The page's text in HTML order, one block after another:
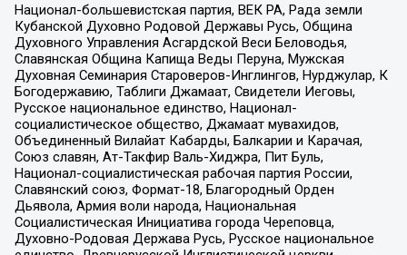
Национал-большевистская партия, ВЕК РА, Рада земли
Кубанской Духовно Родовой Державы Русь, Община
Духовного Управления Асгардской Веси Беловодья,
Славянская Община Капища Веды Перуна, Мужская
Духовная Семинария Староверов-Инглингов, Нурджулар, К
Богодержавию, Таблиги Джамаат, Свидетели Иеговы,
Русское национальное единство, Национал-
социалистическое общество, Джамаат мувахидов,
Объединенный Вилайат Кабарды, Балкарии и Карачая,
Союз славян, Ат-Такфир Валь-Хиджра, Пит Буль,
Национал-социалистическая рабочая партия России,
Славянский союз, Формат-18, Благородный Орден
Дьявола, Армия воли народа, Национальная
Социалистическая Инициатива города Череповца,
Духовно-Родовая Держава Русь, Русское национальное